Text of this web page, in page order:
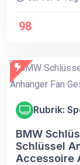
98
Rubrik:
BMW
Schlüssel
Accessoire